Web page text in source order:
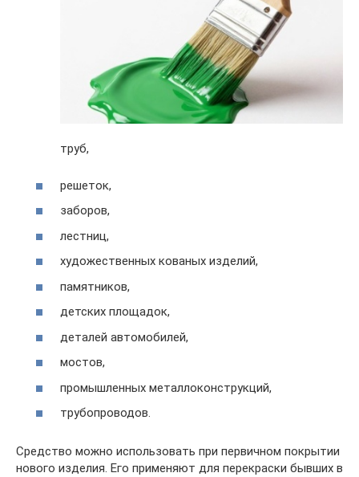
труб,
решеток,
заборов,
лестниц,
художественных кованых изделий,
памятников,
детских площадок,
деталей автомобилей,
мостов,
промышленных металлоконструкций,
трубопроводов.
Средство можно использовать при первичном покрытии
нового изделия. Его применяют для перекраски бывших в